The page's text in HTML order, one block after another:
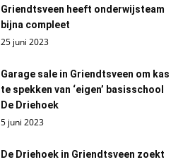
Griendtsveen heeft onderwijsteam
bijna compleet
25 juni 2023
Garage sale in Griendtsveen om kas
te spekken van ‘eigen’ basisschool
De Driehoek
5 juni 2023
De Driehoek in Griendtsveen zoekt